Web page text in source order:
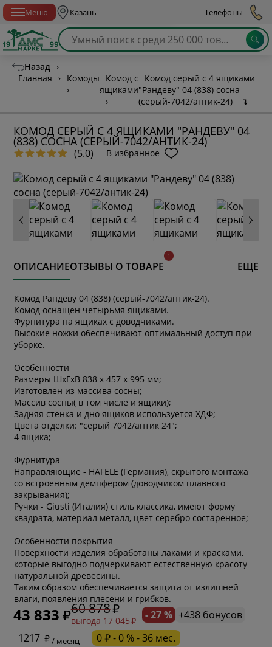
Меню Казань Телефоны
Назад ›
Главная
›
Комоды
›
Комод с
ящиками
›
Комод серый с 4 ящиками
"Рандеву" 04 (838) сосна
(серый-7042/антик-24)
↴
КОМОД СЕРЫЙ С 4 ЯЩИКАМИ "РАНДЕВУ" 04
(838) СОСНА (СЕРЫЙ-7042/АНТИК-24)
(5.0) В избранное
ОПИСАНИЕОТЗЫВЫ О ТОВАРЕ ЕЩЕ
Комод Рандеву 04 (838) (серый-7042/антик-24).
Комод оснащен четырьмя ящиками.
Фурнитура на ящиках с доводчиками.
Высокие ножки обеспечивают оптимальный доступ при
уборке.
Особенности
Размеры ШхГхВ 838 x 457 x 995 мм;
Изготовлен из массива сосны;
Массив сосны( в том числе и ящики);
Задняя стенка и дно ящиков используется ХДФ;
Цвета отделки: "серый 7042/антик 24";
4 ящика;
Фурнитура
Направляющие - HAFELE (Германия), скрытого монтажа
со встроенным демпфером (доводчиком плавного
закрывания);
Ручки - Giusti (Италия) стиль классика, имеют форму
квадрата, материал металл, цвет серебро состаренное;
Особенности покрытия
Поверхности изделия обработаны лаками и красками,
которые выгодно подчеркивают естественную красоту
натуральной древесины.
Таким образом обеспечивается защита от излишней
влаги, появления плесени и грибков.
43 833 60 878
выгода 17 045 - 27 % +438 бонусов
1217
/ месяц 0 ₽ - 0 % - 36 мес.
* обязательное поле
* необязательное поле